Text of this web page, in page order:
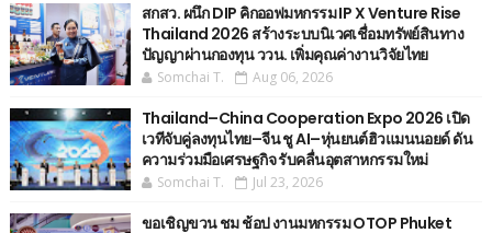
สกสว. ผนึก DIP คิกออฟมหกรรม IP X Venture Rise
Thailand 2026 สร้างระบบนิเวศเชื่อมทรัพย์สินทาง
ปัญญาผ่านกองทุน ววน. เพิ่มคุณค่างานวิจัยไทย
Somchai T. Aug 06, 2026
Thailand–China Cooperation Expo 2026 เปิด
เวทีจับคู่ลงทุนไทย–จีน ชู AI–หุ่นยนต์ฮิวแมนนอยด์ ดัน
ความร่วมมือเศรษฐกิจ รับคลื่นอุตสาหกรรมใหม่
Somchai T. Jul 23, 2026
ขอเชิญขวน ชม ช้อป งานมหกรรม OTOP Phuket